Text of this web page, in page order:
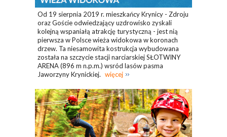
Od 19 sierpnia 2019 r. mieszkańcy Krynicy - Zdroju
oraz Goście odwiedzający uzdrowisko zyskali
kolejną wspaniałą atrakcję turystyczną - jest nią
pierwsza w Polsce wieża widokowa w koronach
drzew. Ta niesamowita kostrukcja wybudowana
została na szczycie stacji narciarskiej SŁOTWINY
ARENA (896 m n.p.m.) wsród lasów pasma
Jaworzyny Krynickiej. więcej